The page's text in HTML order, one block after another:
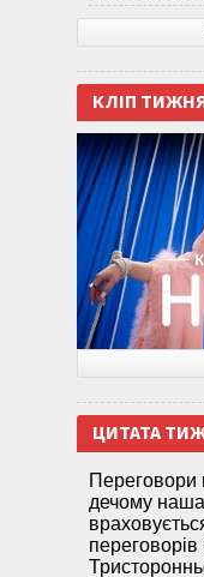
КЛІП
ЦИТАТА
Переговори
дечому